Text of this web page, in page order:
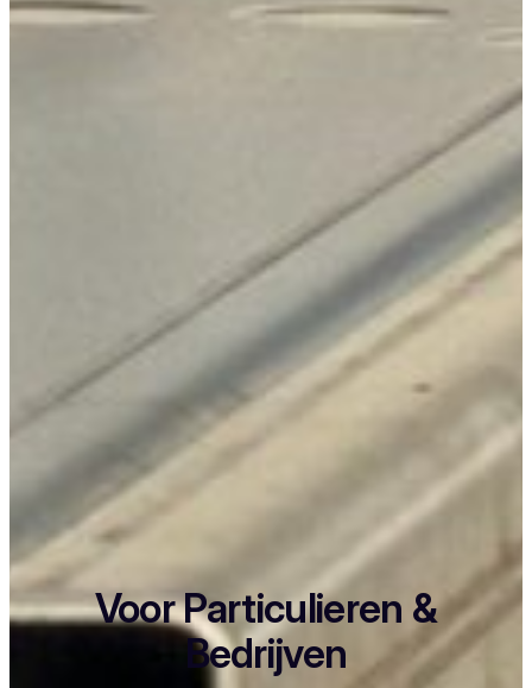
Voor Particulieren &
Bedrijven